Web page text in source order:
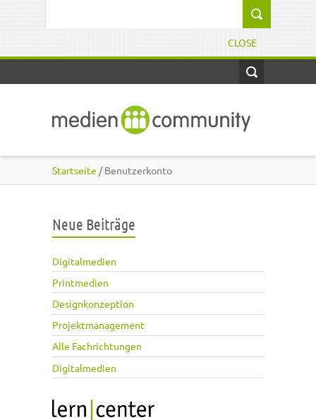
CLOSE
Startseite / Benutzerkonto
Neue Beiträge
Digitalmedien
Printmedien
Designkonzeption
Projektmanagement
Alle Fachrichtungen
Digitalmedien